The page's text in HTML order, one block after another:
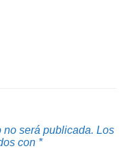
no será publicada. Los
con *